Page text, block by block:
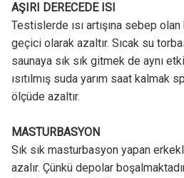
AŞIRI DERECEDE ISI
Testislerde ısı artışına sebep
geçici olarak azaltır. Sıcak su
saunaya sık sık gitmek de aynı
ısıtılmış suda yarım saat kalmak
ölçüde azaltır.
MASTURBASYON
Sık sık masturbasyon yapan
azalır. Çünkü depolar